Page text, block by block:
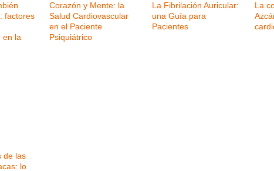
factores
en la
Corazón y Mente: la
Salud Cardiovascular
en el Paciente
Psiquiátrico
La Fibrilación Auricular:
una Guía para
Pacientes
La
de las
lo